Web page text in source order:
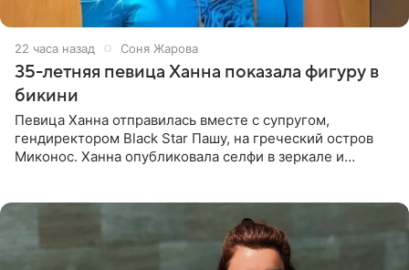
22 часа назад Соня Жарова
35-летняя певица Ханна показала фигуру в
бикини
Певица Ханна отправилась вместе с супругом,
гендиректором Black Star Пашу, на греческий остров
Миконос. Ханна опубликовала селфи в зеркале и